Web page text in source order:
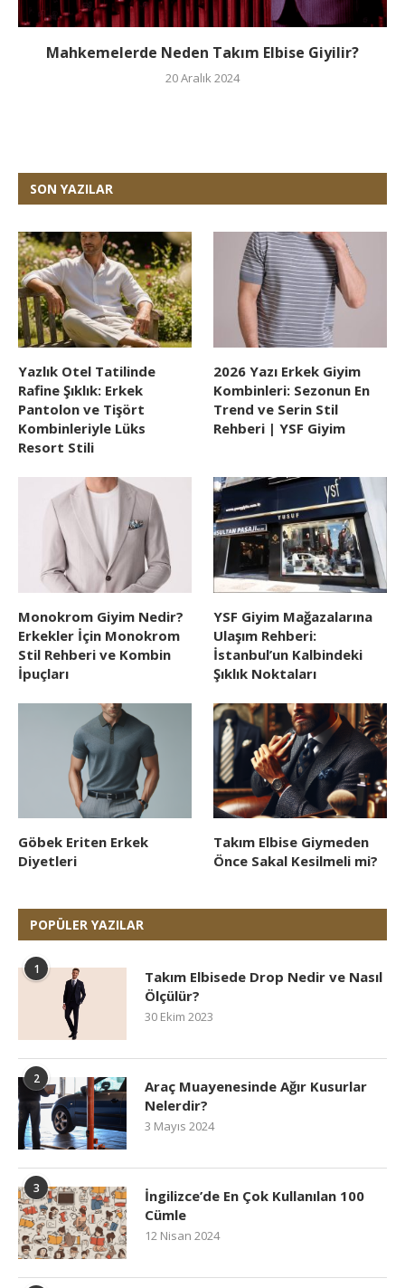
Mahkemelerde Neden Takım Elbise Giyilir?
20 Aralık 2024
SON YAZILAR
Yazlık Otel Tatilinde
Rafine Şıklık: Erkek
Pantolon ve Tişört
Kombinleriyle Lüks
Resort Stili
2026 Yazı Erkek Giyim
Kombinleri: Sezonun En
Trend ve Serin Stil
Rehberi | YSF Giyim
Monokrom Giyim Nedir?
Erkekler İçin Monokrom
Stil Rehberi ve Kombin
İpuçları
YSF Giyim Mağazalarına
Ulaşım Rehberi:
İstanbul’un Kalbindeki
Şıklık Noktaları
Göbek Eriten Erkek
Diyetleri
Takım Elbise Giymeden
Önce Sakal Kesilmeli mi?
POPÜLER YAZILAR
1
Takım Elbisede Drop Nedir ve Nasıl
Ölçülür?
30 Ekim 2023
2
Araç Muayenesinde Ağır Kusurlar
Nelerdir?
3 Mayıs 2024
3
İngilizce’de En Çok Kullanılan 100
Cümle
12 Nisan 2024